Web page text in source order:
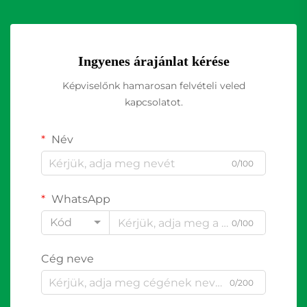
Ingyenes árajánlat kérése
Képviselőnk hamarosan felvételi veled
kapcsolatot.
Név
0/100
WhatsApp
Kód
0/100
Cég neve
0/200